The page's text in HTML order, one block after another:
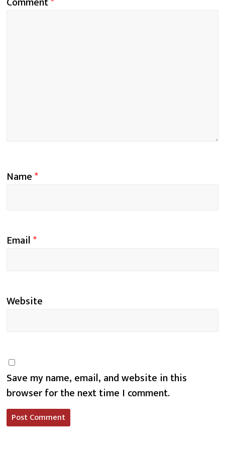
Name*
Email*
Website
Save my name, email, and website in this
browser for the next time I comment.